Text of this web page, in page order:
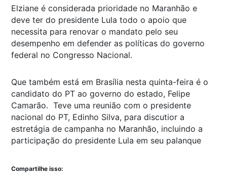
Elziane é considerada prioridade no Maranhão e
deve ter do presidente Lula todo o apoio que
necessita para renovar o mandato pelo seu
desempenho em defender as políticas do governo
federal no Congresso Nacional.
Que também está em Brasília nesta quinta-feira é o
candidato do PT ao governo do estado, Felipe
Camarão. Teve uma reunião com o presidente
nacional do PT, Edinho Silva, para discutior a
estretágia de campanha no Maranhão, incluindo a
participação do presidente Lula em seu palanque
Compartilhe isso: